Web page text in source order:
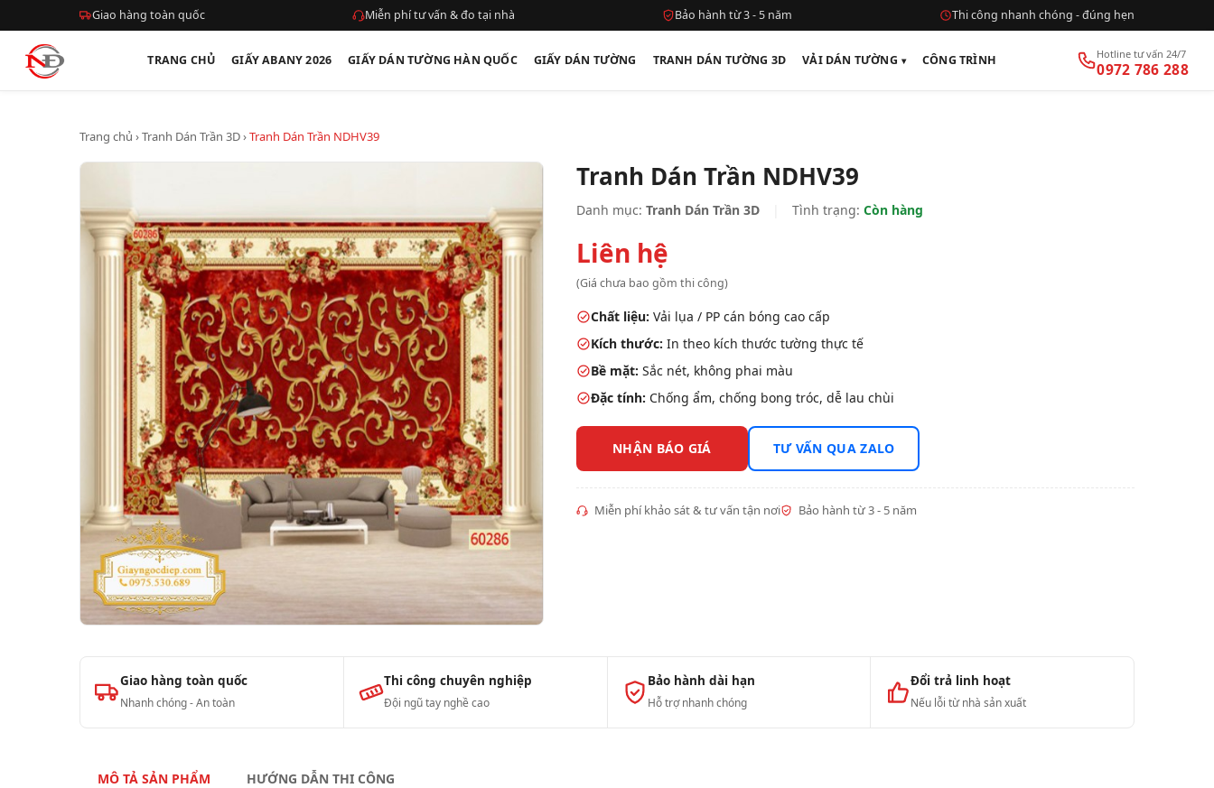
Giao hàng toàn quốc Miễn phí tư vấn & đo tại nhà Bảo hành từ 3 - 5 năm Thi công nhanh chóng - đúng hẹn
TRANG CHỦ GIẤY ABANY 2026 GIẤY DÁN TƯỜNG HÀN QUỐC GIẤY DÁN TƯỜNG TRANH DÁN TƯỜNG 3D VẢI DÁN TƯỜNG CÔNG TRÌNH Hotline tư vấn 24/7
0972 786 288
Trang chủ ›Tranh Dán Trần 3D›Tranh Dán Trần NDHV39
Tranh Dán Trần NDHV39
Danh mục: Tranh Dán Trần 3D Tình trạng: Còn hàng
Liên hệ
(Giá chưa bao gồm thi công)
Chất liệu: Vải lụa / PP cán bóng cao cấp
Kích thước: In theo kích thước tường thực tế
Bề mặt: Sắc nét, không phai màu
Đặc tính: Chống ẩm, chống bong tróc, dễ lau chùi
NHẬN BÁO GIÁ TƯ VẤN QUA ZALO
Miễn phí khảo sát & tư vấn tận nơi Bảo hành từ 3 - 5 năm
Giao hàng toàn quốc
Nhanh chóng - An toàn
Thi công chuyên nghiệp
Đội ngũ tay nghề cao
Bảo hành dài hạn
Hỗ trợ nhanh chóng
Đổi trả linh hoạt
Nếu lỗi từ nhà sản xuất
MÔ TẢ SẢN PHẨM HƯỚNG DẪN THI CÔNG